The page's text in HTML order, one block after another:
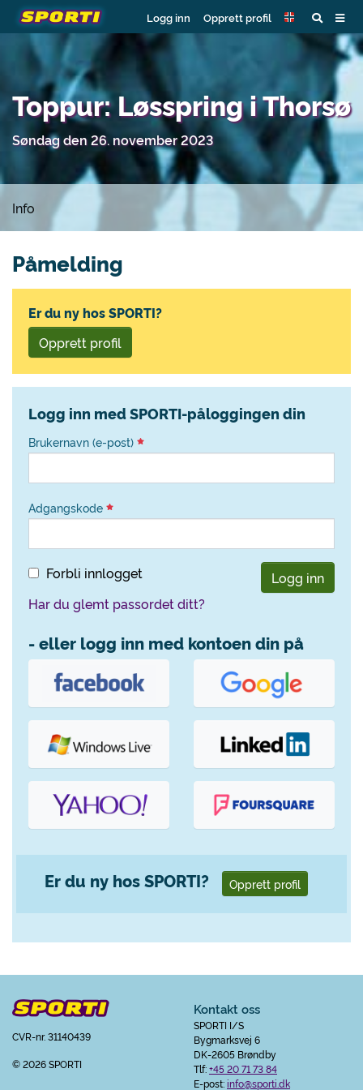
Logg inn Opprett profil
Toppur: Løsspring i Thorsø
Søndag den 26. november 2023
Info
Påmelding
Er du ny hos SPORTI?
Opprett profil
Logg inn med SPORTI-påloggingen din
Brukernavn (e-post)
Adgangskode
Forbli innlogget
Logg inn
Har du glemt passordet ditt?
- eller logg inn med kontoen din på
Er du ny hos SPORTI? Opprett profil
CVR-nr. 31140439
© 2026 SPORTI
Kontakt oss
SPORTI I/S
Bygmarksvej 6
DK-2605 Brøndby
Tlf:+45 20 71 73 84
E-post:info@sporti.dk